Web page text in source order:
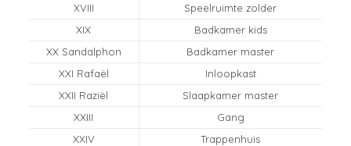
XVIII
Speelruimte zolder
XIX
Badkamer kids
XX Sandalphon
Badkamer master
XXI Rafaël
Inloopkast
XXII Raziël
Slaapkamer master
XXIII
Gang
XXIV
Trappenhuis